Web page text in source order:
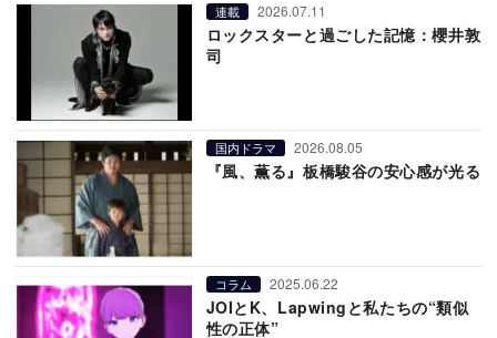
連載 2026.07.11
ロックスターと過ごした記憶：櫻井敦
司
国内ドラマ 2026.08.05
『風、薫る』板橋駿谷の安心感が光る
コラム 2025.06.22
JOIとK、Lapwingと私たちの“類似
性の正体”